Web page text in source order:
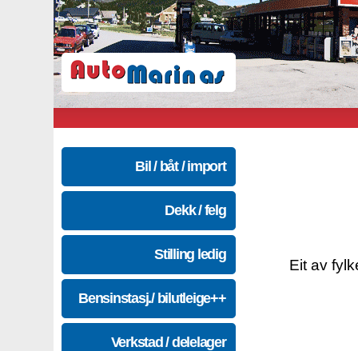
Bil / båt / import
Dekk / felg
Stilling ledig
Bensinstasj./ bilutleige++
Verkstad / delelager
Eit av